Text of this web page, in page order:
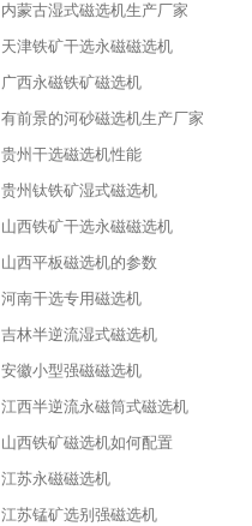
内蒙古湿式磁选机生产厂家
天津铁矿干选永磁磁选机
广西永磁铁矿磁选机
有前景的河砂磁选机生产厂家
贵州干选磁选机性能
贵州钛铁矿湿式磁选机
山西铁矿干选永磁磁选机
山西平板磁选机的参数
河南干选专用磁选机
吉林半逆流湿式磁选机
安徽小型强磁磁选机
江西半逆流永磁筒式磁选机
山西铁矿磁选机如何配置
江苏永磁磁选机
江苏锰矿选别强磁选机